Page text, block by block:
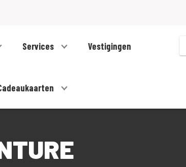
Services Vestigingen
Zoeken